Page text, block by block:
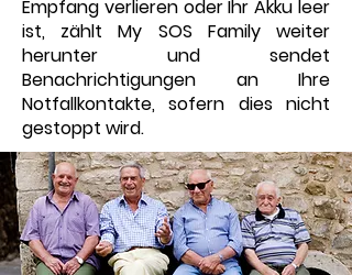
Empfang verlieren oder Ihr Akku leer
ist, zählt My SOS Family weiter
herunter und sendet
Benachrichtigungen an Ihre
Notfallkontakte, sofern dies nicht
gestoppt wird.